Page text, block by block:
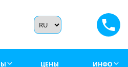
ЦЕНЫ ИНФО